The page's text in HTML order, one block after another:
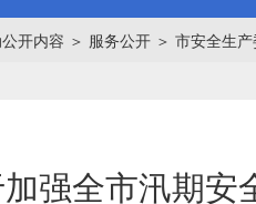
开内容 ＞ 服务公开 ＞ 市安全生产
强全市汛期安